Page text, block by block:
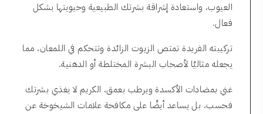
العيوب، واستعادة إشراقة بشرتك الطبيعية وحيويتها بشكل
فعال.
تركيبته الفريدة تمتص الزيوت الزائدة وتتحكم في اللمعان، مما
يجعله مثاليًا لأصحاب البشرة المختلطة أو الدهنية.
غني بمضادات الأكسدة ويرطب بعمق، الكريم لا يغذي بشرتك
فحسب، بل يساعد أيضًا على مكافحة علامات الشيخوخة عن